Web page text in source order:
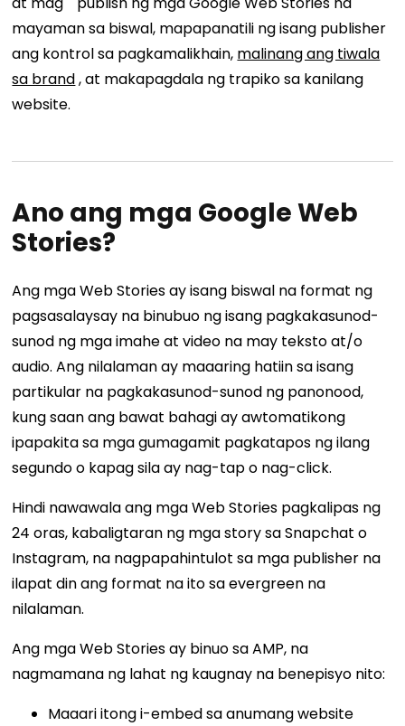
mayaman sa biswal, mapapanatili ng isang publisher
ang kontrol sa pagkamalikhain, malinang ang tiwala
sa brand,at makapagdala ng trapiko sa kanilang
website.
Ano ang mga Google Web
Stories?
Ang mga Web Stories ay isang biswal na format ng
pagsasalaysay na binubuo ng isang pagkakasunod-
sunod ng mga imahe at video na may teksto at/o
audio. Ang nilalaman ay maaaring hatiin sa isang
partikular na pagkakasunod-sunod ng panonood,
kung saan ang bawat bahagi ay awtomatikong
ipapakita sa mga gumagamit pagkatapos ng ilang
segundo o kapag sila ay nag-tap o nag-click.
Hindi nawawala ang mga Web Stories pagkalipas ng
24 oras, kabaligtaran ng mga story sa Snapchat o
Instagram, na nagpapahintulot sa mga publisher na
ilapat din ang format na ito sa evergreen na
nilalaman.
Ang mga Web Stories ay binuo sa AMP, na
nagmamana ng lahat ng kaugnay na benepisyo nito:
Maaari itong i-embed sa anumang website